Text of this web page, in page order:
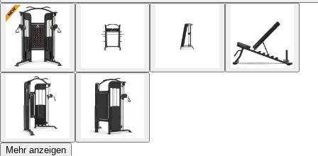
Mehr anzeigen